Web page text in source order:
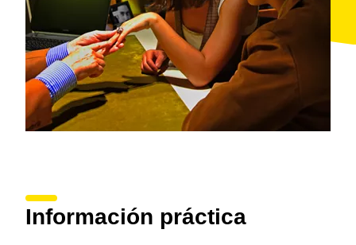
Información práctica